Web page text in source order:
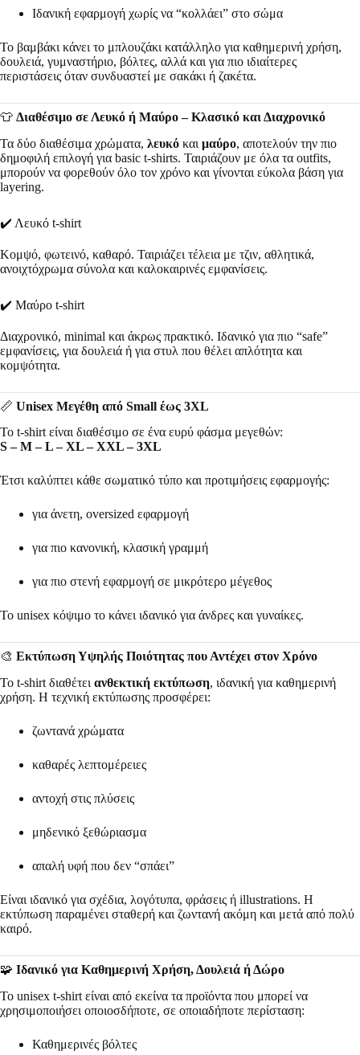
Ιδανική εφαρμογή χωρίς να “κολλάει” στο σώμα
Το βαμβάκι κάνει το μπλουζάκι κατάλληλο για καθημερινή χρήση,
δουλειά, γυμναστήριο, βόλτες, αλλά και για πιο ιδιαίτερες
περιστάσεις όταν συνδυαστεί με σακάκι ή ζακέτα.
👕 Διαθέσιμο σε Λευκό ή Μαύρο – Κλασικό και Διαχρονικό
Τα δύο διαθέσιμα χρώματα, λευκό και μαύρο, αποτελούν την πιο
δημοφιλή επιλογή για basic t-shirts. Ταιριάζουν με όλα τα outfits,
μπορούν να φορεθούν όλο τον χρόνο και γίνονται εύκολα βάση για
layering.
✔️ Λευκό t-shirt
Κομψό, φωτεινό, καθαρό. Ταιριάζει τέλεια με τζιν, αθλητικά,
ανοιχτόχρωμα σύνολα και καλοκαιρινές εμφανίσεις.
✔️ Μαύρο t-shirt
Διαχρονικό, minimal και άκρως πρακτικό. Ιδανικό για πιο “safe”
εμφανίσεις, για δουλειά ή για στυλ που θέλει απλότητα και
κομψότητα.
📏 Unisex Μεγέθη από Small έως 3XL
Το t-shirt είναι διαθέσιμο σε ένα ευρύ φάσμα μεγεθών:
S – M – L – XL – XXL – 3XL
Έτσι καλύπτει κάθε σωματικό τύπο και προτιμήσεις εφαρμογής:
για άνετη, oversized εφαρμογή
για πιο κανονική, κλασική γραμμή
για πιο στενή εφαρμογή σε μικρότερο μέγεθος
Το unisex κόψιμο το κάνει ιδανικό για άνδρες και γυναίκες.
🎨 Εκτύπωση Υψηλής Ποιότητας που Αντέχει στον Χρόνο
Το t-shirt διαθέτει ανθεκτική εκτύπωση, ιδανική για καθημερινή
χρήση. Η τεχνική εκτύπωσης προσφέρει:
ζωντανά χρώματα
καθαρές λεπτομέρειες
αντοχή στις πλύσεις
μηδενικό ξεθώριασμα
απαλή υφή που δεν “σπάει”
Είναι ιδανικό για σχέδια, λογότυπα, φράσεις ή illustrations. Η
εκτύπωση παραμένει σταθερή και ζωντανή ακόμη και μετά από πολύ
καιρό.
🧩 Ιδανικό για Καθημερινή Χρήση, Δουλειά ή Δώρο
Το unisex t-shirt είναι από εκείνα τα προϊόντα που μπορεί να
χρησιμοποιήσει οποιοσδήποτε, σε οποιαδήποτε περίσταση:
Καθημερινές βόλτες